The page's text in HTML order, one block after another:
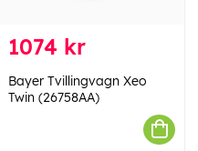
1074 kr
Bayer Tvillingvagn Xeo
Twin (26758AA)